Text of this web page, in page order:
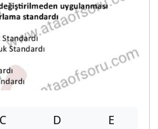
C D E